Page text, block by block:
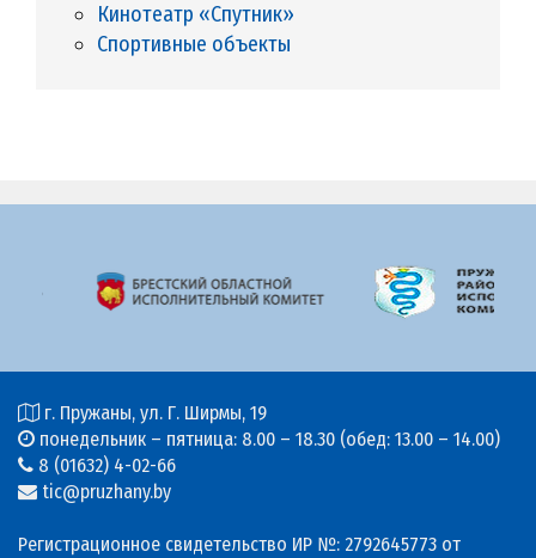
Кинотеатр «Спутник»
Спортивные объекты
г. Пружаны, ул. Г. Ширмы, 19
понедельник – пятница: 8.00 – 18.30 (обед: 13.00 – 14.00)
8 (01632) 4-02-66
tic@pruzhany.by
Регистрационное свидетельство ИР №: 2792645773 от